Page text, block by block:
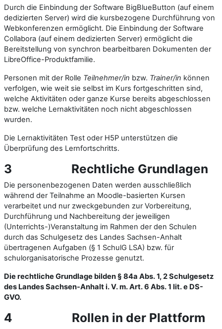
Durch die Einbindung der Software BigBlueButton (auf einem
dedizierten Server) wird die kursbezogene Durchführung von
Webkonferenzen ermöglicht. Die Einbindung der Software
Collabora (auf einem dedizierten Server) ermöglicht die
Bereitstellung von synchron bearbeitbaren Dokumenten der
LibreOffice-Produktfamilie.
Personen mit der Rolle Teilnehmer/in bzw. Trainer/in können
verfolgen, wie weit sie selbst im Kurs fortgeschritten sind,
welche Aktivitäten oder ganze Kurse bereits abgeschlossen
bzw. welche Lernaktivitäten noch nicht abgeschlossen
wurden.
Die Lernaktivitäten Test oder H5P unterstützen die
Überprüfung des Lernfortschritts.
3 Rechtliche Grundlagen
Die personenbezogenen Daten werden ausschließlich
während der Teilnahme an Moodle-basierten Kursen
verarbeitet und nur zweckgebunden zur Vorbereitung,
Durchführung und Nachbereitung der jeweiligen
(Unterrichts-)Veranstaltung im Rahmen der den Schulen
durch das Schulgesetz des Landes Sachsen-Anhalt
übertragenen Aufgaben (§ 1 SchulG LSA) bzw. für
schulorganisatorische Prozesse genutzt.
Die rechtliche Grundlage bilden § 84a Abs. 1, 2 Schulgesetz
des Landes Sachsen-Anhalt i. V. m. Art. 6 Abs. 1 lit. e DS-
GVO.
4 Rollen in der Plattform